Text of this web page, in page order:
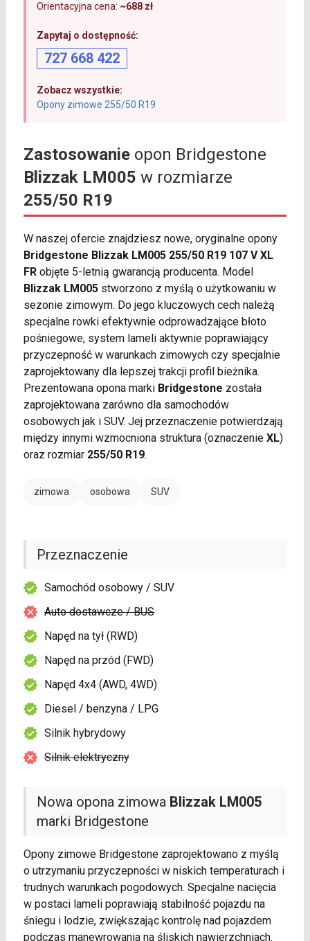
Orientacyjna cena: ~688 zł
Zapytaj o dostępność:
727 668 422
Zobacz wszystkie:
Opony zimowe 255/50 R19
Zastosowanieopon Bridgestone
Blizzak LM005 w rozmiarze
255/50 R19
W naszej ofercie znajdziesz nowe, oryginalne opony
Bridgestone Blizzak LM005 255/50 R19 107 V XL
FRobjęte 5-letnią gwarancją producenta. Model
Blizzak LM005stworzono z myślą o użytkowaniu w
sezonie zimowym. Do jego kluczowych cech należą
specjalne rowki efektywnie odprowadzające błoto
pośniegowe, system lameli aktywnie poprawiający
przyczepność w warunkach zimowych czy specjalnie
zaprojektowany dla lepszej trakcji profil bieżnika.
Prezentowana opona marki Bridgestone została
zaprojektowana zarówno dla samochodów
osobowych jak i SUV. Jej przeznaczenie potwierdzają
między innymi wzmocniona struktura (oznaczenie XL)
oraz rozmiar 255/50 R19.
zimowa osobowa SUV
Nowa opona zimowa Blizzak LM005
marki Bridgestone
Opony zimowe Bridgestone zaprojektowano z myślą
o utrzymaniu przyczepności w niskich temperaturach i
trudnych warunkach pogodowych. Specjalne nacięcia
w postaci lameli poprawiają stabilność pojazdu na
śniegu i lodzie, zwiększając kontrolę nad pojazdem
podczas manewrowania na śliskich nawierzchniach.
Przeznaczenie
Samochód osobowy / SUV
Auto dostawcze / BUS
Napęd na tył (RWD)
Napęd na przód (FWD)
Napęd 4x4 (AWD, 4WD)
Diesel / benzyna / LPG
Silnik hybrydowy
Silnik elektryczny